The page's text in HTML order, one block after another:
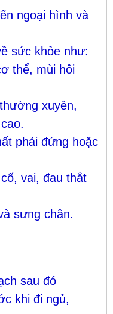
ngoại hình và
sức khỏe như:
thể, mùi hôi
xuyên,
phải đứng hoặc
vai, đau thắt
sưng chân.
sau đó
khi đi ngủ,